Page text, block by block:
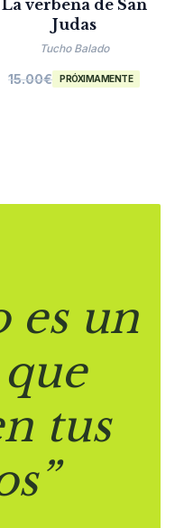
La verbena de San
Judas
Tucho Balado
15.00€ PRÓXIMAMENTE
es un
tus